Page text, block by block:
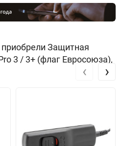
Защитная
3 / 3+ (флаг Евросоюза),
‹ ›